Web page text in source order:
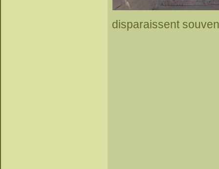
disparaissent